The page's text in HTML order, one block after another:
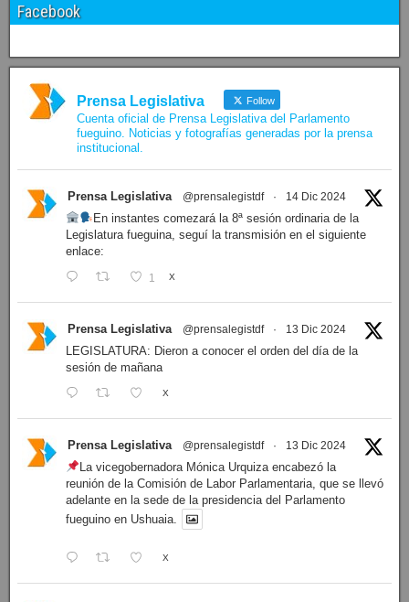
Facebook
Prensa Legislativa Follow
Cuenta oficial de Prensa Legislativa del Parlamento
fueguino. Noticias y fotografías generadas por la prensa
institucional.
Prensa Legislativa @prensalegistdf · 14 Dic 2024
En instantes comezará la 8ª sesión ordinaria de la
Legislatura fueguina, seguí la transmisión en el siguiente
enlace:
1 X
Prensa Legislativa @prensalegistdf · 13 Dic 2024
LEGISLATURA: Dieron a conocer el orden del día de la
sesión de mañana
X
Prensa Legislativa @prensalegistdf · 13 Dic 2024
La vicegobernadora Mónica Urquiza encabezó la
reunión de la Comisión de Labor Parlamentaria, que se llevó
adelante en la sede de la presidencia del Parlamento
fueguino en Ushuaia.
X